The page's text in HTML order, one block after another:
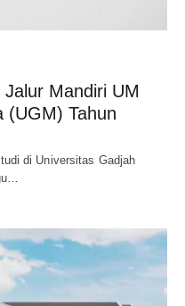
Mandiri UM
(UGM) Tahun
di Universitas Gadjah